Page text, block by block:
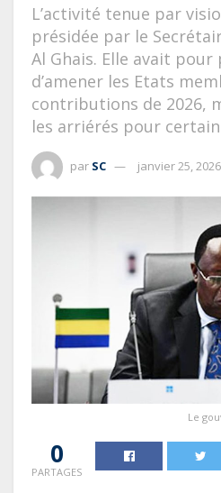
L’activité tenue par
présidée par le
Al Ghais. Elle avait
d’amener les Etats
contributions de 2026,
les arriérés pour
par SC janvier 25, 2026
Le
0
PARTAGES